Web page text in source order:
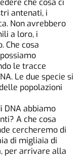
antenati, i
Non avrebbero
a loro, i
Che cosa
le tracce
Le due specie si
popolazioni
DNA abbiamo
A che cosa
cercheremo di
di migliaia di
per arrivare alla